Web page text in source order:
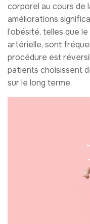
corporel au cours de
améliorations
l’obésité, telles que
artérielle, sont
procédure est
patients choisissent
sur le long terme.